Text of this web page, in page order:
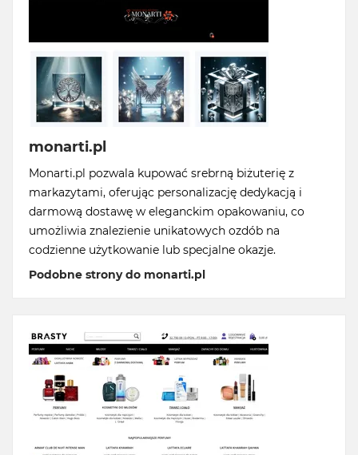
monarti.pl
Monarti.pl pozwala kupować srebrną biżuterię z
markazytami, oferując personalizację dedykacją i
darmową dostawę w eleganckim opakowaniu, co
umożliwia znalezienie unikatowych ozdób na
codzienne użytkowanie lub specjalne okazje.
Podobne strony do monarti.pl